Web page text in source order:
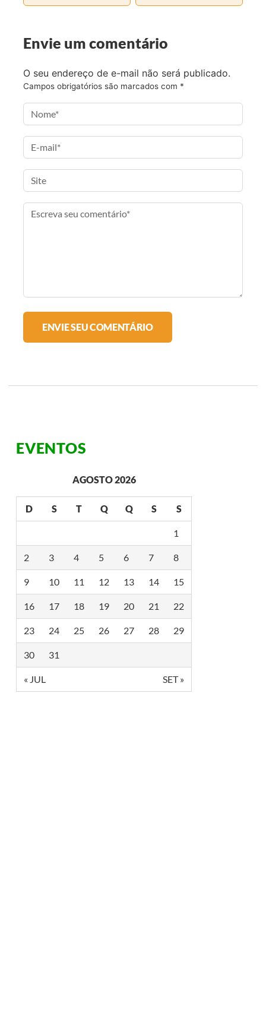
c
o
k
i
e
s
g
a
m
-
i
Envie um comentário
O seu endereço de e-mail não será publicado.
Campos obrigatórios são marcados com *
EVENTOS
AGOSTO 2026
D S T Q Q S S
1
2 3 4 5 6 7 8
9 10 11 12 13 14 15
16 17 18 19 20 21 22
23 24 25 26 27 28 29
30 31
« JUL SET »